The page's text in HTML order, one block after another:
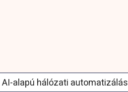
AI-alapú hálózati automatizálás